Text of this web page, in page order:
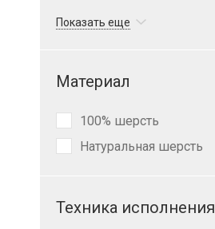
Показать еще
Материал
100% шерсть
Натуральная шерсть
Техника исполнения